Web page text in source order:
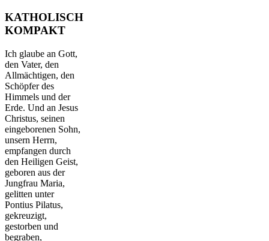
KATHOLISCH
KOMPAKT
Ich glaube an Gott,
den Vater, den
Allmächtigen, den
Schöpfer des
Himmels und der
Erde. Und an Jesus
Christus, seinen
eingeborenen Sohn,
unsern Herrn,
empfangen durch
den Heiligen Geist,
geboren aus der
Jungfrau Maria,
gelitten unter
Pontius Pilatus,
gekreuzigt,
gestorben und
begraben,